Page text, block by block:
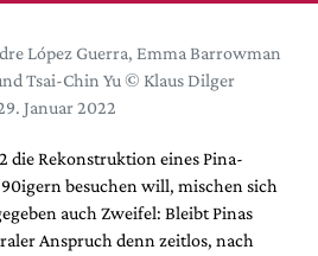
López Guerra, Emma Barrowman
Tsai-Chin Yu © Klaus Dilger
Januar 2022
die Rekonstruktion eines Pina-
90igern besuchen will, mischen sich
auch Zweifel: Bleibt Pinas
Anspruch denn zeitlos, nach